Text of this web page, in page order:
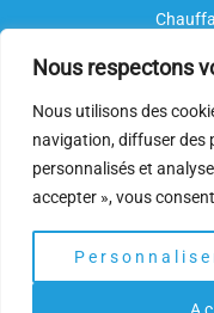
Nous respectons
Nous utilisons des
navigation, diffuser des
personnalisés et
accepter », vous
Nous intervenons sur
nous ne sommespas
spécialisés